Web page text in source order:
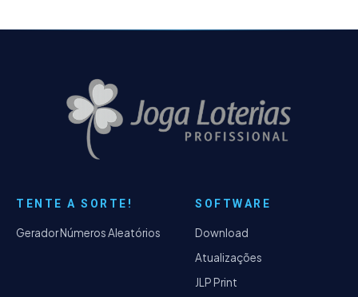
TENTE A SORTE!
Gerador Números Aleatórios
SOFTWARE
Download
Atualizações
JLP Print